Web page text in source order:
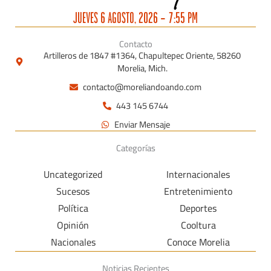
jueves 6 agosto, 2026 - 7:55 pm
Contacto
Artilleros de 1847 #1364, Chapultepec Oriente, 58260
Morelia, Mich.
contacto@moreliandoando.com
443 145 6744
Enviar Mensaje
Categorías
Uncategorized
Sucesos
Política
Opinión
Nacionales
Internacionales
Entretenimiento
Deportes
Cooltura
Conoce Morelia